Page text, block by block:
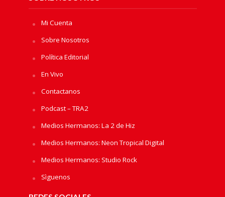
Mi Cuenta
Sobre Nosotros
Política Editorial
En Vivo
Contactanos
Podcast – TRA2
Medios Hermanos: La 2 de Hiz
Medios Hermanos: Neon Tropical Digital
Medios Hermanos: Studio Rock
Sìguenos